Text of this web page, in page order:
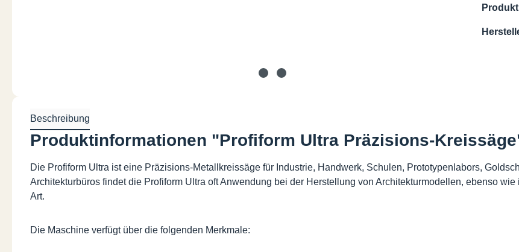
Beschreibung
Produktinformationen "Profiform Ultra Präzisions-
Die Profiform Ultra ist eine Präzisions-Metallkreissäge für Industrie, Handwerk, Schulen, Prototypenlabors,
Architekturbüros findet die Profiform Ultra oft Anwendung bei der Herstellung von Architekturmodellen, ebenso
Art.
Die Maschine verfügt über die folgenden Merkmale: